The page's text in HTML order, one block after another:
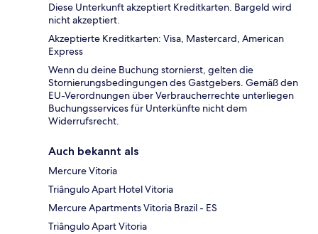
Diese Unterkunft akzeptiert Kreditkarten. Bargeld wird
nicht akzeptiert.
Akzeptierte Kreditkarten: Visa, Mastercard, American
Express
Wenn du deine Buchung stornierst, gelten die
Stornierungsbedingungen des Gastgebers. Gemäß den
EU-Verordnungen über Verbraucherrechte unterliegen
Buchungsservices für Unterkünfte nicht dem
Widerrufsrecht.
Auch bekannt als
Mercure Vitoria
Triângulo Apart Hotel Vitoria
Mercure Apartments Vitoria Brazil - ES
Triângulo Apart Vitoria